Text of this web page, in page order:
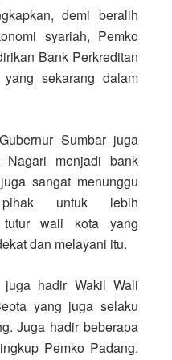
demi beralih
syariah, Pemko
Bank Perkreditan
sekarang dalam
Sumbar juga
Nagari menjadi bank
sangat menunggu
untuk lebih
tutur wali kota yang
dan melayani itu.
juga hadir Wakil Wali
yang juga selaku
Juga hadir beberapa
Pemko Padang.